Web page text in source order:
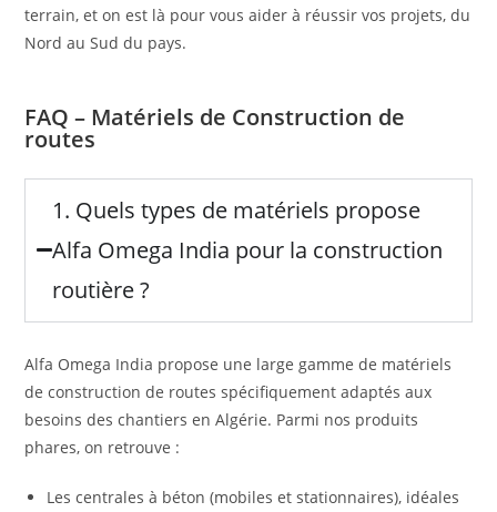
terrain, et on est là pour vous aider à réussir vos projets, du
Nord au Sud du pays.
FAQ – Matériels de Construction de
routes
1. Quels types de matériels propose
Alfa Omega India pour la construction
routière ?
Alfa Omega India propose une large gamme de matériels
de construction de routes spécifiquement adaptés aux
besoins des chantiers en Algérie. Parmi nos produits
phares, on retrouve :
Les centrales à béton (mobiles et stationnaires), idéales